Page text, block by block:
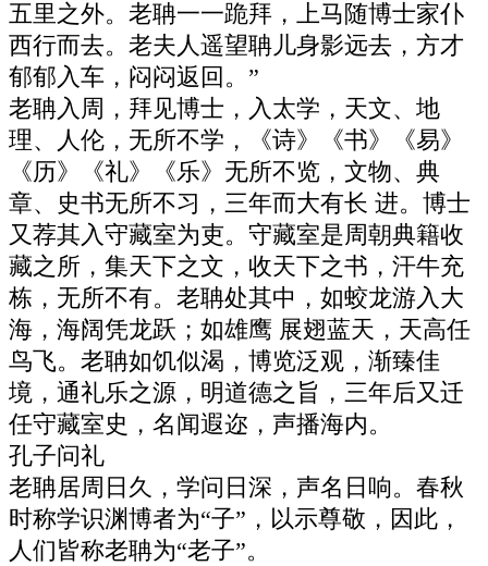
五里之外。老聃一一跪拜，上马随博士家仆
西行而去。老夫人遥望聃儿身影远去，方才
郁郁入车，闷闷返回。”
老聃入周，拜见博士，入太学，天文、地
理、人伦，无所不学，《诗》《书》《易》
《历》《礼》《乐》无所不览，文物、典
章、史书无所不习，三年而大有长 进。博士
又荐其入守藏室为吏。守藏室是周朝典籍收
藏之所，集天下之文，收天下之书，汗牛充
栋，无所不有。老聃处其中，如蛟龙游入大
海，海阔凭龙跃；如雄鹰 展翅蓝天，天高任
鸟飞。老聃如饥似渴，博览泛观，渐臻佳
境，通礼乐之源，明道德之旨，三年后又迁
任守藏室史，名闻遐迩，声播海内。
孔子问礼
老聃居周日久，学问日深，声名日响。春秋
时称学识渊博者为“子”，以示尊敬，因此，
人们皆称老聃为“老子”。